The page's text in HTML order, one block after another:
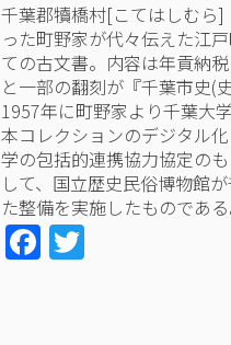
千葉郡犢橋村[こてはしむら
った町野家が代々伝えた江
ての古文書。内容は年貢納
と一部の翻刻が『千葉市史(
1957年に町野家より千葉大
本コレクションのデジタル
学の包括的連携協力協定の
して、国立歴史民俗博物館
た整備を実施したものであ
Facebook
Twitter